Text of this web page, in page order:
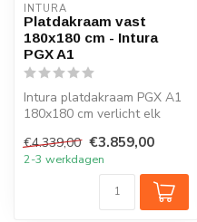
INTURA
Platdakraam vast
180x180 cm - Intura
PGX A1
Intura platdakraam PGX A1
180x180 cm verlicht elk
m...
€4.339,00 €3.859,00
2-3 werkdagen